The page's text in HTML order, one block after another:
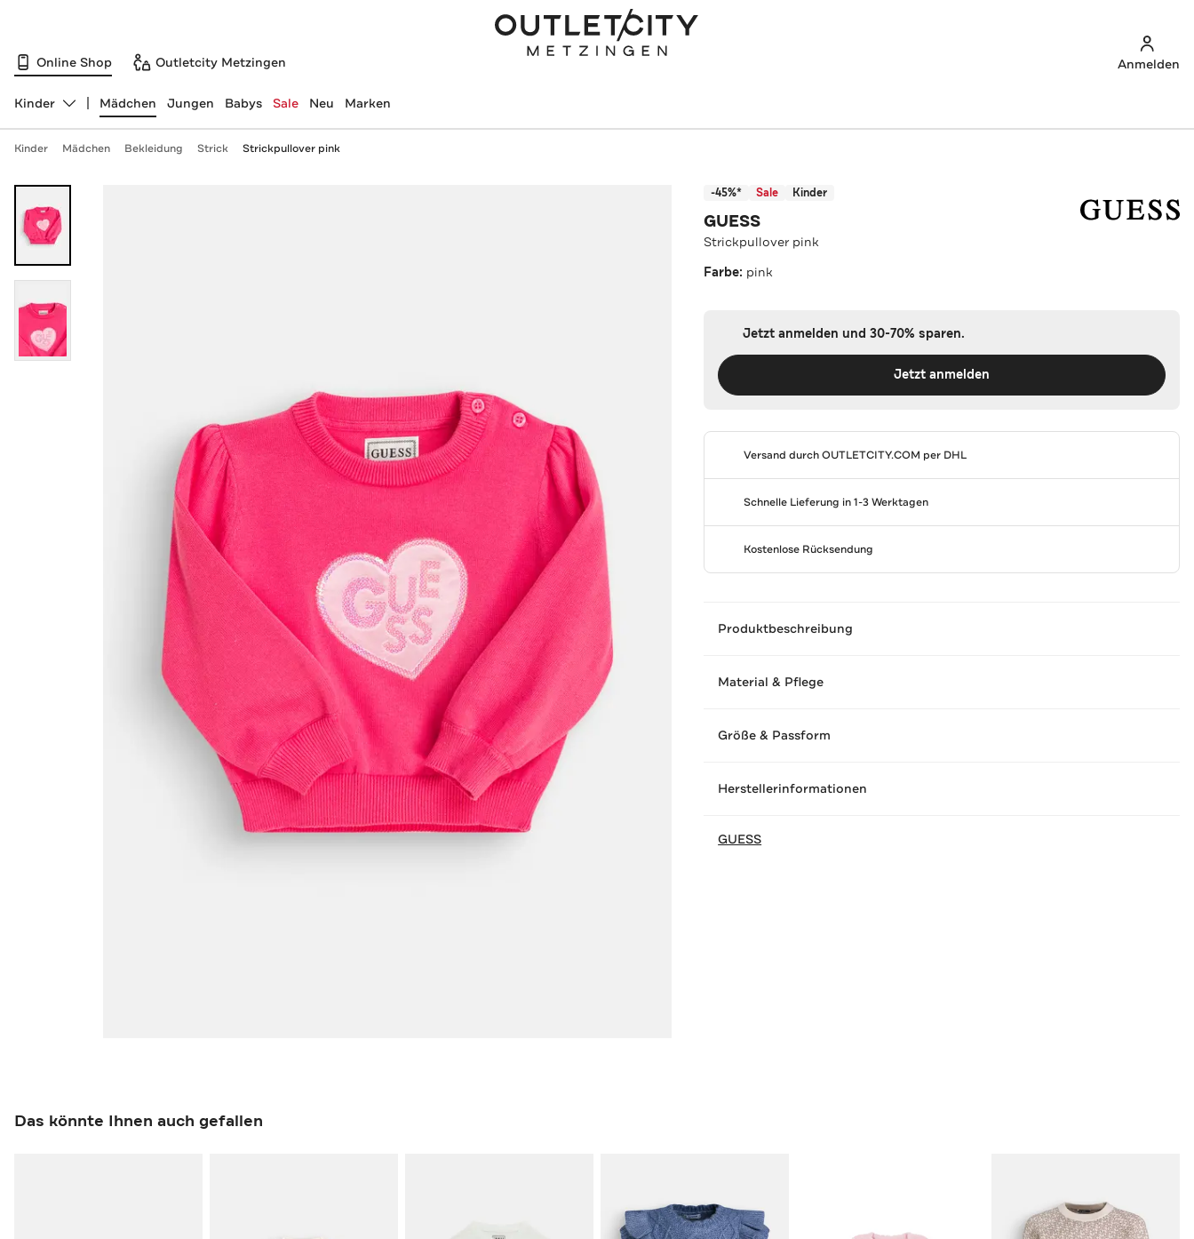
Online Shop Outletcity Metzingen Anmelden
Abteilung ändern, ausgewählt:
Kinder Mädchen Jungen Babys Sale Neu Marken
Kinder Mädchen Bekleidung Strick Strickpullover pink
-45%* Sale Kinder
GUESS
Strickpullover pink
Farbe: pink
Jetzt anmelden und 30-70% sparen.
Jetzt anmelden
Versand durchOUTLETCITY.COM per DHL
Schnelle Lieferung in 1-3 Werktagen
Kostenlose Rücksendung
Produktbeschreibung
Material & Pflege
Größe & Passform
Herstellerinformationen
GUESS
Das könnte Ihnen auch gefallen